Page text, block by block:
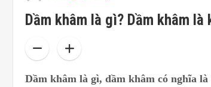
Dầm khâm là gì? Dầm khâm
Dầm khâm là gì, dầm khâm có nghĩa là